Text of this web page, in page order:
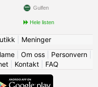
Gulfen
Hele listen
Meninger
| Om oss| Personvern|
Kontakt FAQ